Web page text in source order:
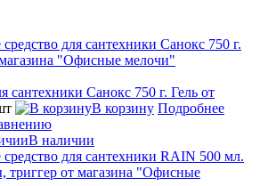
сантехники Санокс 750 г. Гель от
В корзину Подробнее
В наличии